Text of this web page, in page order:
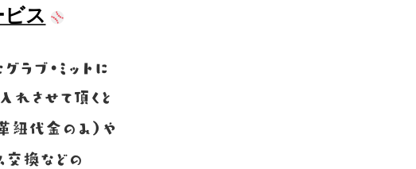
ス
ラブ・ミットに
れさせて頂くと
紐代金のみ）や
交換などの